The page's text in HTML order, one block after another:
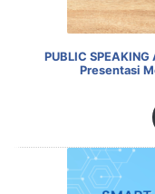
PUBLIC
Presentasi